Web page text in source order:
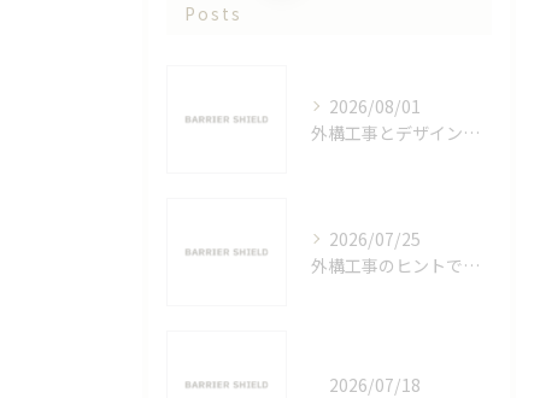
Posts
2026/08/01
外構工事とデザインを新潟県新潟市佐渡市で選ぶ際の失敗しないポイント解説
2026/07/25
外構工事のヒントで理想のおしゃれと機能性を両立する実践ガイド
2026/07/18